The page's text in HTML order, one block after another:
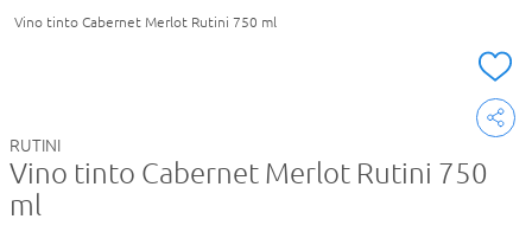
Vino tinto Cabernet Merlot Rutini 750 ml
RUTINI
Vino tinto Cabernet Merlot Rutini 750
ml
Papas Fritas